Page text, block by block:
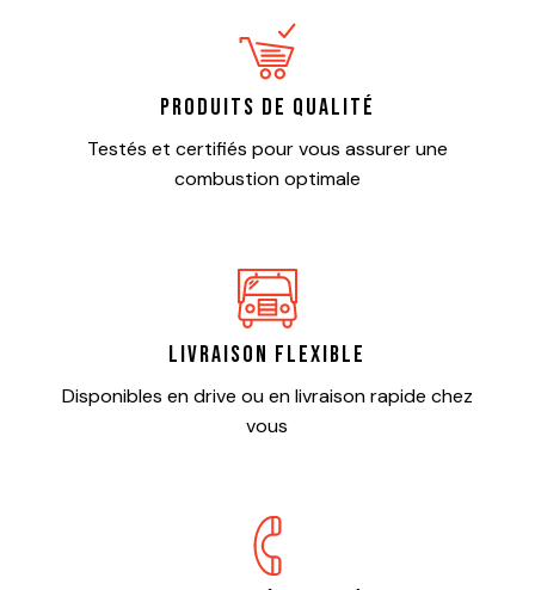
Produits de qualité
Testés et certifiés pour vous assurer une
combustion optimale
Livraison flexible
Disponibles en drive ou en livraison rapide chez
vous